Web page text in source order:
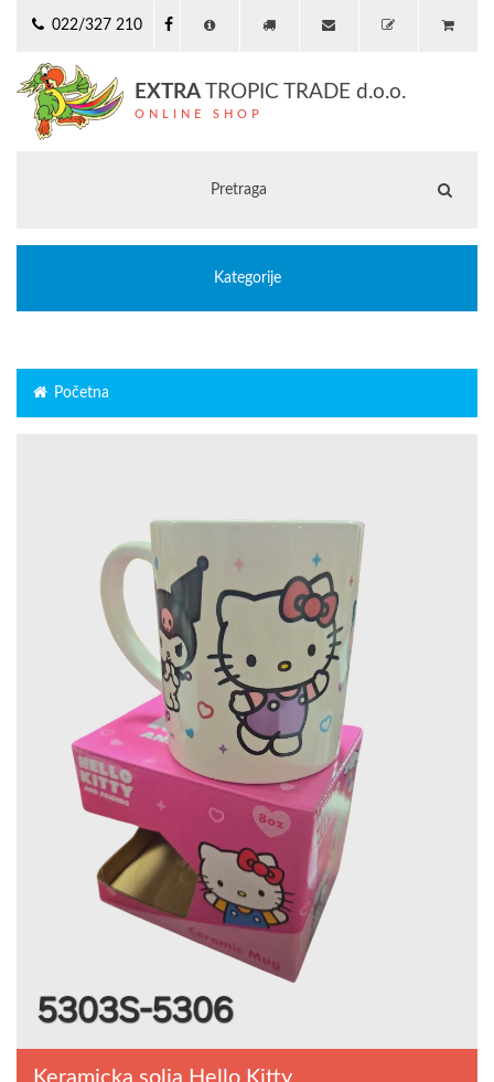
022/327 210
EXTRA TROPIC TRADE d.o.o.
ONLINE SHOP
Kategorije
Početna